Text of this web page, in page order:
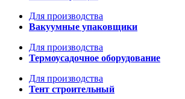
Для производства
Вакуумные упаковщики
Для производства
Термоусадочное оборудование
Для производства
Тент строительный